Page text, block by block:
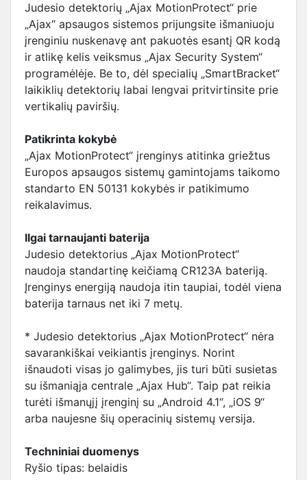
Judesio detektorių „Ajax MotionProtect“ prie
„Ajax“ apsaugos sistemos prijungsite išmaniuoju
įrenginiu nuskenavę ant pakuotės esantį QR kodą
ir atlikę kelis veiksmus „Ajax Security System“
programėlėje. Be to, dėl specialių „SmartBracket“
laikiklių detektorių labai lengvai pritvirtinsite prie
vertikalių paviršių.
Patikrinta kokybė
„Ajax MotionProtect“ įrenginys atitinka griežtus
Europos apsaugos sistemų gamintojams taikomo
standarto EN 50131 kokybės ir patikimumo
reikalavimus.
Ilgai tarnaujanti baterija
Judesio detektorius „Ajax MotionProtect“
naudoja standartinę keičiamą CR123A bateriją.
Įrenginys energiją naudoja itin taupiai, todėl viena
baterija tarnaus net iki 7 metų.
* Judesio detektorius „Ajax MotionProtect“ nėra
savarankiškai veikiantis įrenginys. Norint
išnaudoti visas jo galimybes, jis turi būti susietas
su išmaniąja centrale „Ajax Hub“. Taip pat reikia
turėti išmanųjį įrenginį su „Android 4.1“, „iOS 9“
arba naujesne šių operacinių sistemų versija.
Techniniai duomenys
Ryšio tipas: belaidis